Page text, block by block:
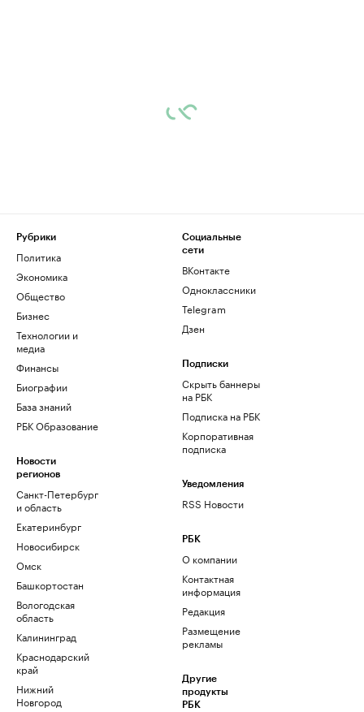
Рубрики
Политика
Экономика
Общество
Бизнес
Технологии и
медиа
Финансы
Биографии
База знаний
РБК Образование
Новости
регионов
Санкт-Петербург
и область
Екатеринбург
Новосибирск
Омск
Башкортостан
Вологодская
область
Калининград
Краснодарский
край
Нижний
Новгород
Социальные
сети
ВКонтакте
Одноклассники
Telegram
Дзен
Подписки
Скрыть баннеры
на РБК
Подписка на РБК
Корпоративная
подписка
Уведомления
RSS Новости
РБК
О компании
Контактная
информация
Редакция
Размещение
рекламы
Другие
продукты
РБК